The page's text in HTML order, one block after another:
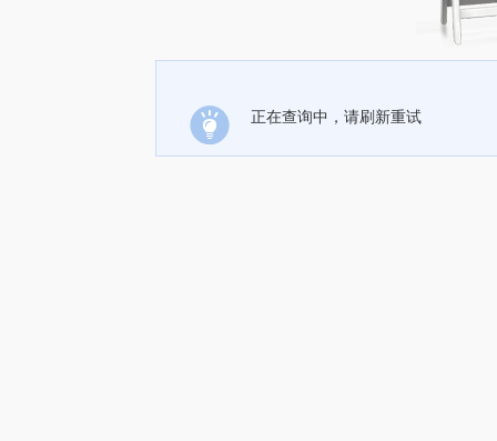
正在查询中，请刷新重试